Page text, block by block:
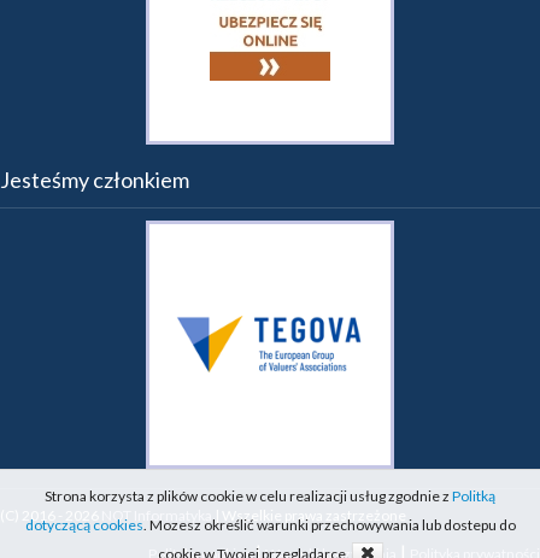
Jesteśmy członkiem
(C) 2016 - 2026 NOT Informatyka | Wszelkie prawa zastrzeżone
Polityka cookies|Warunki korzystania
Strona korzysta z plików cookie w celu realizacji usług zgodnie z Politką
dotyczącą cookies. Mozesz określić warunki przechowywania lub dostepu do
cookie w Twojej przeglądarce.